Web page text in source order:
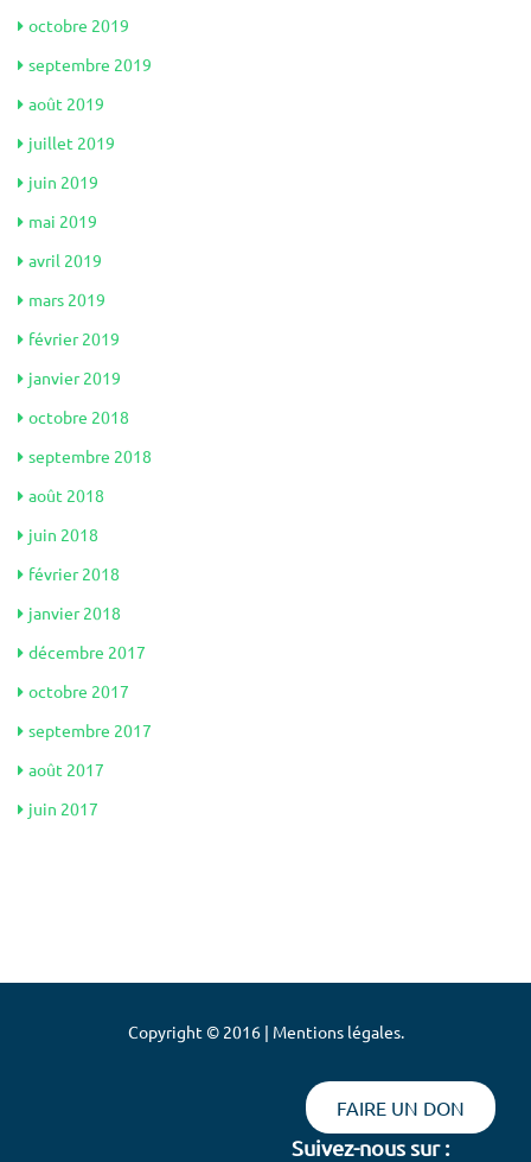
octobre 2019
septembre 2019
août 2019
juillet 2019
juin 2019
mai 2019
avril 2019
mars 2019
février 2019
janvier 2019
octobre 2018
septembre 2018
août 2018
juin 2018
février 2018
janvier 2018
décembre 2017
octobre 2017
septembre 2017
août 2017
juin 2017
Copyright © 2016 | Mentions légales.
FAIRE UN DON
Suivez-nous sur :